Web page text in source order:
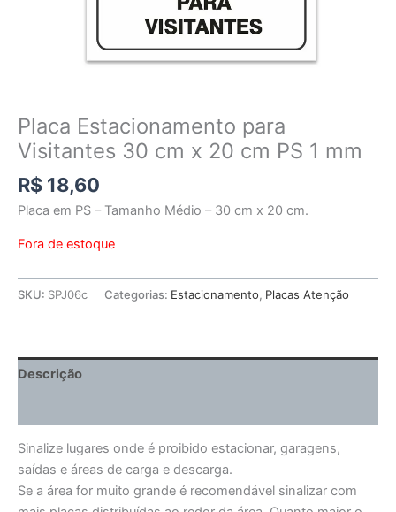
Placa Estacionamento para
Visitantes 30 cm x 20 cm PS 1 mm
R$ 18,60
Placa em PS – Tamanho Médio – 30 cm x 20 cm.
Fora de estoque
SKU: SPJ06c Categorias: Estacionamento, Placas Atenção
Descrição
Sinalize lugares onde é proibido estacionar, garagens,
saídas e áreas de carga e descarga.
Se a área for muito grande é recomendável sinalizar com